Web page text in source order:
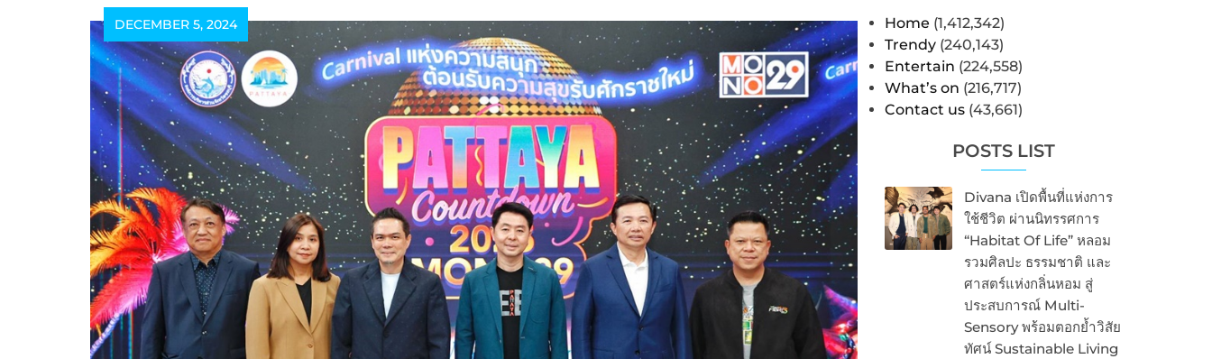
Home (1,412,342)
Trendy (240,143)
Entertain (224,558)
What’s on (216,717)
Contact us (43,661)
POSTS LIST
Divana เปิดพื้นที่แห่งการ
ใช้ชีวิต ผ่านนิทรรศการ
“Habitat Of Life” หลอม
รวมศิลปะ ธรรมชาติ และ
ศาสตร์แห่งกลิ่นหอม สู่
ประสบการณ์ Multi-
Sensory พร้อมตอกย้ำวิสัย
ทัศน์ Sustainable Living
DECEMBER 5, 2024